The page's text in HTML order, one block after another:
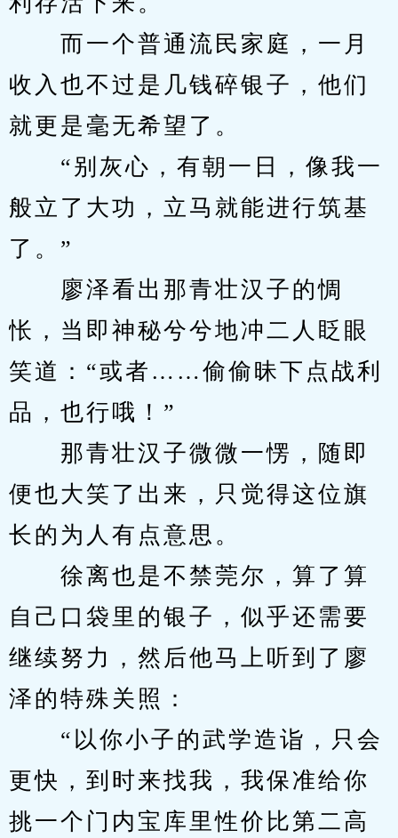
而一个普通流民家庭，一月
收入也不过是几钱碎银子，他们
就更是毫无希望了。
“别灰心，有朝一日，像我一
般立了大功，立马就能进行筑基
了。”
廖泽看出那青壮汉子的惆
怅，当即神秘兮兮地冲二人眨眼
笑道：“或者……偷偷昧下点战利
品，也行哦！”
那青壮汉子微微一愣，随即
便也大笑了出来，只觉得这位旗
长的为人有点意思。
徐离也是不禁莞尔，算了算
自己口袋里的银子，似乎还需要
继续努力，然后他马上听到了廖
泽的特殊关照：
“以你小子的武学造诣，只会
更快，到时来找我，我保准给你
挑一个门内宝库里性价比第二高